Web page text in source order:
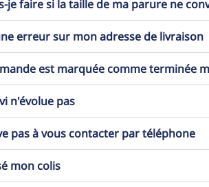
je faire si la taille de ma parure ne
erreur sur mon adresse de livraison
est marquée comme terminée
n'évolue pas
pas à vous contacter par téléphone
mon colis